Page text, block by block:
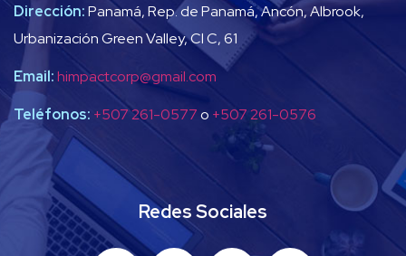
Dirección:Panamá, Rep. de Panamá, Ancón, Albrook,
Urbanización Green Valley, Cl C, 61
Email:himpactcorp@gmail.com
Teléfonos: +507 261-0577o +507 261-0576
Redes Sociales